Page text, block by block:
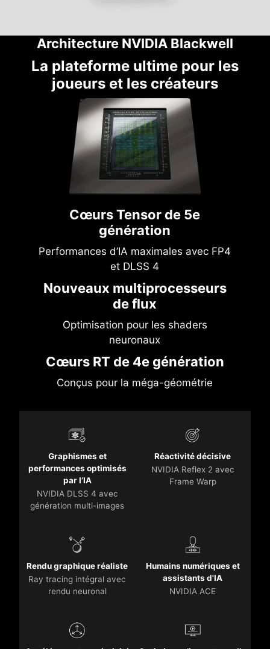
Architecture NVIDIA Blackwell
La plateforme ultime pour les
joueurs et les créateurs
Cœurs Tensor de 5e
génération
Performances d’IA maximales avec FP4
et DLSS 4
Nouveaux multiprocesseurs
de flux
Optimisation pour les shaders
neuronaux
Cœurs RT de 4e génération
Conçus pour la méga-géométrie
Graphismes et
performances optimisés
par l’IA
NVIDIA DLSS 4 avec
génération multi-images
Réactivité décisive
NVIDIA Reflex 2 avec
Frame Warp
Rendu graphique réaliste
Ray tracing intégral avec
rendu neuronal
Humains numériques et
assistants d'IA
NVIDIA ACE